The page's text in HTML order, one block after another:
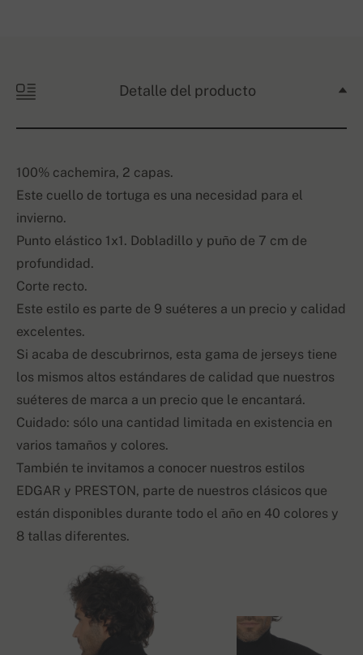
Detalle del producto
100% cachemira, 2 capas.
Este cuello de tortuga es una necesidad para el
invierno.
Punto elástico 1x1. Dobladillo y puño de 7 cm de
profundidad.
Corte recto.
Este estilo es parte de 9 suéteres a un precio y calidad
excelentes.
Si acaba de descubrirnos, esta gama de jerseys tiene
los mismos altos estándares de calidad que nuestros
suéteres de marca a un precio que le encantará.
Cuidado: sólo una cantidad limitada en existencia en
varios tamaños y colores.
También te invitamos a conocer nuestros estilos
EDGAR y PRESTON, parte de nuestros clásicos que
están disponibles durante todo el año en 40 colores y
8 tallas diferentes.